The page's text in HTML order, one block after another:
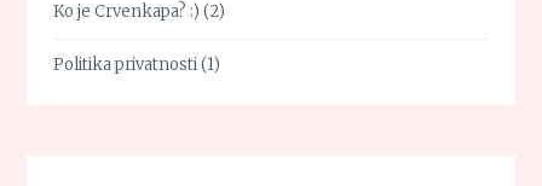
Ko je Crvenkapa? :) (2)
Politika privatnosti(1)